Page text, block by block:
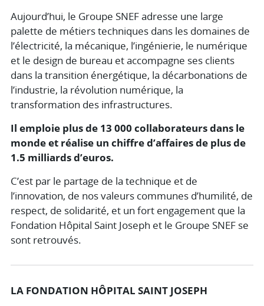
Aujourd’hui, le Groupe SNEF adresse une large
palette de métiers techniques dans les domaines de
l’électricité, la mécanique, l’ingénierie, le numérique
et le design de bureau et accompagne ses clients
dans la transition énergétique, la décarbonations de
l’industrie, la révolution numérique, la
transformation des infrastructures.
Il emploie plus de 13 000 collaborateurs dans le
monde et réalise un chiffre d’affaires de plus de
1.5 milliards d’euros.
C’est par le partage de la technique et de
l’innovation, de nos valeurs communes d’humilité, de
respect, de solidarité, et un fort engagement que la
Fondation Hôpital Saint Joseph et le Groupe SNEF se
sont retrouvés.
LA FONDATION HÔPITAL SAINT JOSEPH